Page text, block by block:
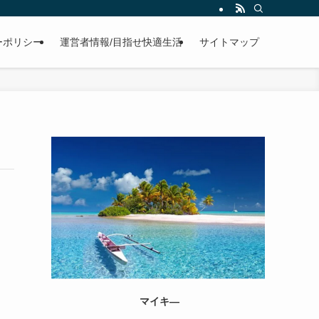
ポリシー 運営者情報/目指せ快適生活 サイトマップ
マイキ―